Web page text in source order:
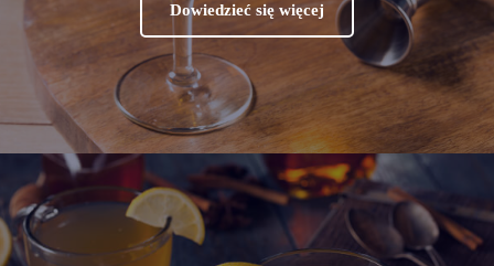
Dowiedzieć się więcej